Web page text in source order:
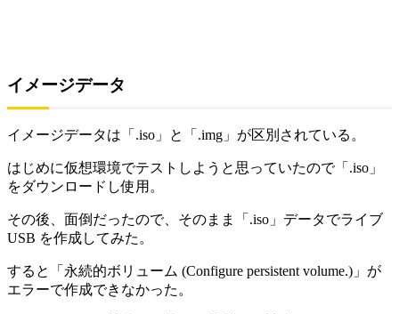
イメージデータ
イメージデータは「.iso」と「.img」が区別されている。
はじめに仮想環境でテストしようと思っていたので「.iso」
をダウンロードし使用。
その後、面倒だったので、そのまま「.iso」データでライブ
USB を作成してみた。
すると「永続的ボリューム (Configure persistent volume.)」が
エラーで作成できなかった。